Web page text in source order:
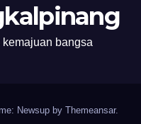
bangsa
Newsup by Themeansar.